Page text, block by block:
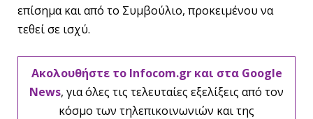
επίσημα και από το Συμβούλιο, προκειμένου να
τεθεί σε ισχύ.
Ακολουθήστε το Infocom.gr και στα Google
News, για όλες τις τελευταίες εξελίξεις από τον
κόσμο των τηλεπικοινωνιών και της